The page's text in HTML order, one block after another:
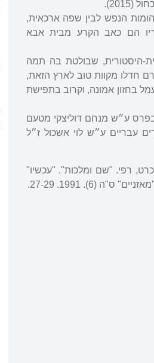
הנפש לבין שפה ארכאית,
הם כאב הקרע מבית אבא
היסטורית, שבולטת בה תמה
חדלו מקוות טוב לארץ הזאת,
בחזון אמונה, וקרוב בתפישת
ובפרס ע״ש מנחם דוליצקי מטעם
לסופרים עבריים ע״ש לוי אשכול ז״ל
אריאל. "שיר אחד מילה אחת מהתנ"ך". "הארץ". 12.3.2010; וייכרט, רפי. "שם ומלכות". "עכשיו"